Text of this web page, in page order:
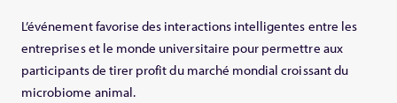
L’événement favorise des interactions intelligentes entre les
entreprises et le monde universitaire pour permettre aux
participants de tirer profit du marché mondial croissant du
microbiome animal.